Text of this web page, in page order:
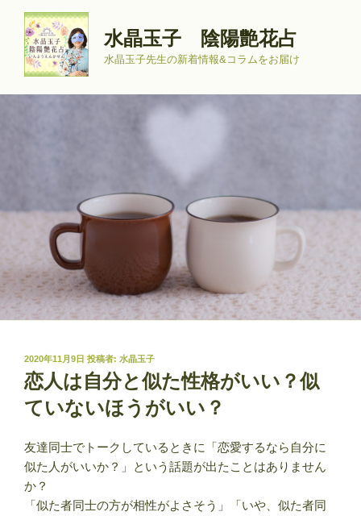
水晶玉子 陰陽艶花占
水晶玉子先生の新着情報&コラムをお届け
投
稿
日:
2020年11月9日 投稿者: 水晶玉子
恋人は自分と似た性格がいい？似
ていないほうがいい？
友達同士でトークしているときに「恋愛するなら自分に
似た人がいいか？」という話題が出たことはありません
か？
「似た者同士の方が相性がよさそう」「いや、似た者同